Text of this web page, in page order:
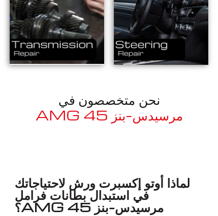
نحن متخصصون في
مرسيدس-بنز 45 AMG
لماذا أوتو إكسبرت ورش لاحتياجاتك
في استبدال بطانات فرامل
مرسيدس-بنز 45 AMG؟